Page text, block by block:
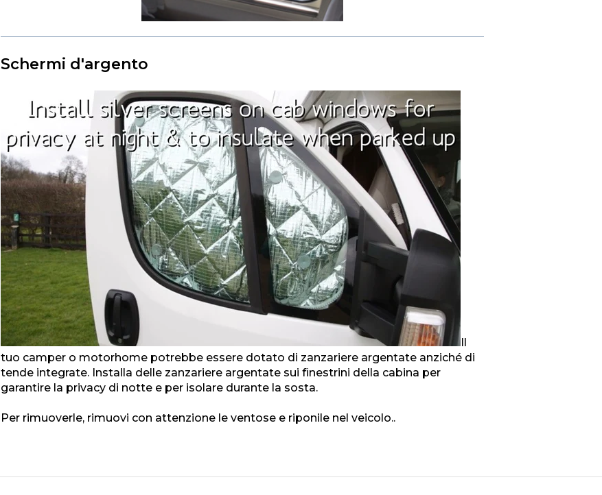
Schermi d'argento
Il
tuo camper o motorhome potrebbe essere dotato di zanzariere argentate anziché di
tende integrate. Installa delle zanzariere argentate sui finestrini della cabina per
garantire la privacy di notte e per isolare durante la sosta.
Per rimuoverle, rimuovi con attenzione le ventose e riponile nel veicolo..